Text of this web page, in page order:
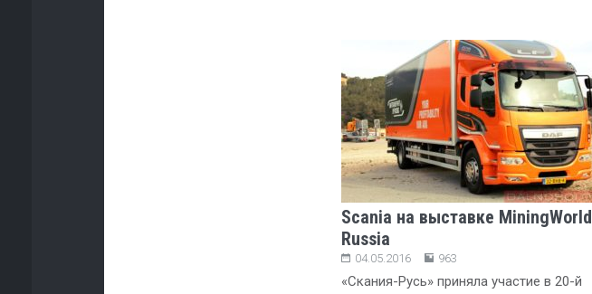
Scania на выставке MiningWorld
Russia
04.05.2016 963
«Скания-Русь» приняла участие в 20-й